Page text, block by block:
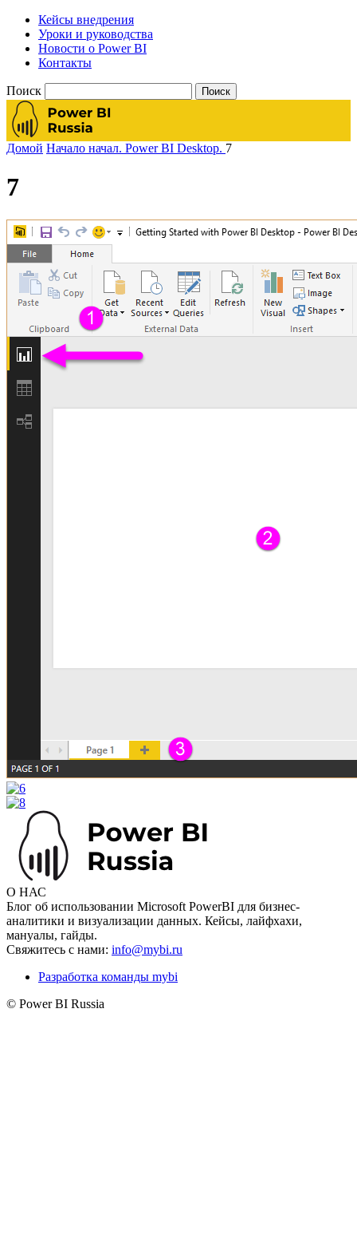
Кейсы внедрения
Уроки и руководства
Новости о Power BI
Контакты
Поиск
Домой Начало начал. Power BI Desktop. 7
7
О НАС
Блог об использовании Microsoft PowerBI для бизнес-
аналитики и визуализации данных. Кейсы, лайфхахи,
мануалы, гайды.
Свяжитесь с нами: info@mybi.ru
Разработка команды mybi
© Power BI Russia